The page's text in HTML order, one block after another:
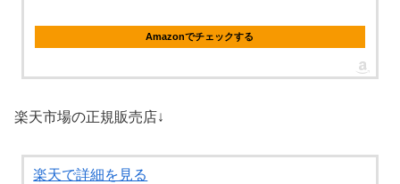
Amazonでチェックする
楽天市場の正規販売店↓
楽天で詳細を見る